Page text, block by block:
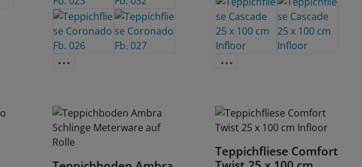
Details
Teppichfliese Comfort